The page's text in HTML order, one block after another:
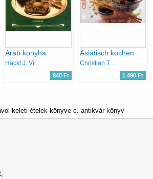
Arab konyha
840 Ft
Asiatisch kochen
Christian Teubner
1 490 Ft
keleti ételek könyve c. antikvár könyv